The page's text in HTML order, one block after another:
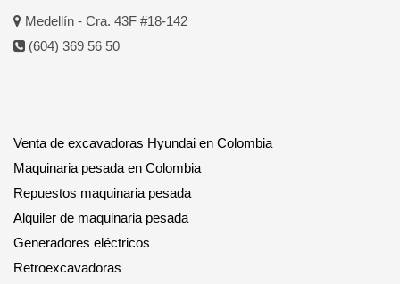
Medellín - Cra. 43F #18-142
(604) 369 56 50
Venta de excavadoras Hyundai en Colombia
Maquinaria pesada en Colombia
Repuestos maquinaria pesada
Alquiler de maquinaria pesada
Generadores eléctricos
Retroexcavadoras